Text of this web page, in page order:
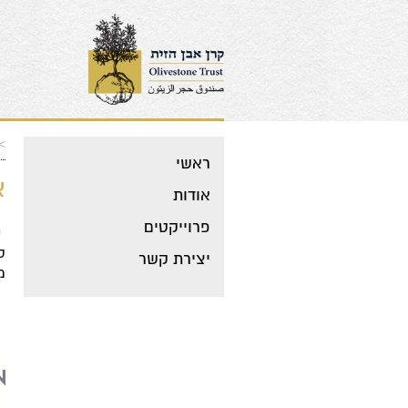
ראשי
אודות
פרוייקטים
יצירת קשר